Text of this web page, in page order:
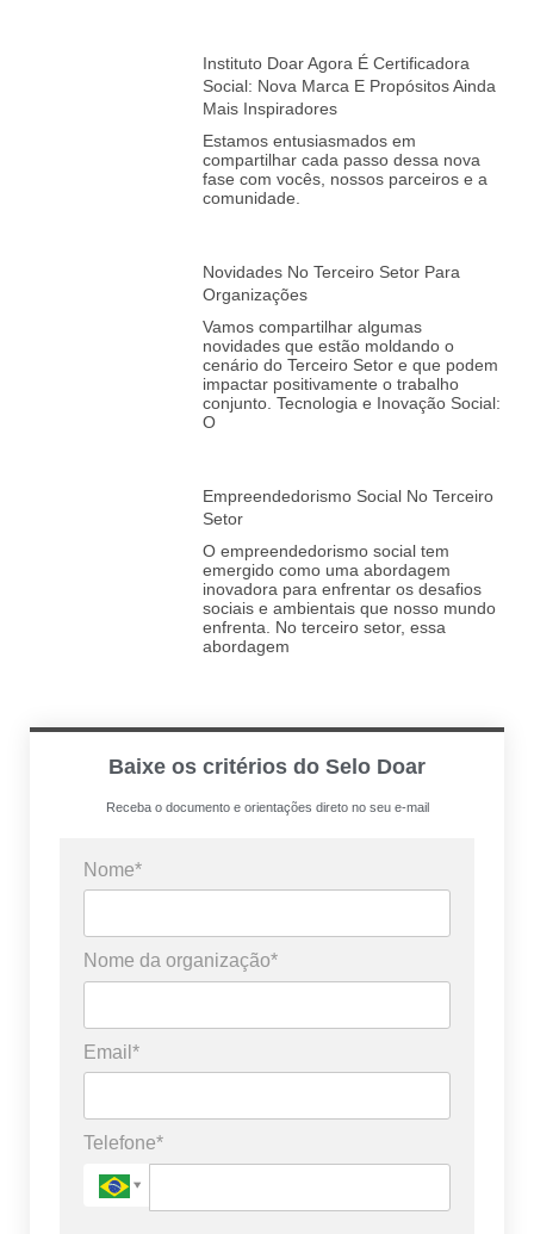
Instituto Doar Agora É Certificadora
Social: Nova Marca E Propósitos Ainda
Mais Inspiradores
Estamos entusiasmados em
compartilhar cada passo dessa nova
fase com vocês, nossos parceiros e a
comunidade.
Novidades No Terceiro Setor Para
Organizações
Vamos compartilhar algumas
novidades que estão moldando o
cenário do Terceiro Setor e que podem
impactar positivamente o trabalho
conjunto. Tecnologia e Inovação Social:
O
Empreendedorismo Social No Terceiro
Setor
O empreendedorismo social tem
emergido como uma abordagem
inovadora para enfrentar os desafios
sociais e ambientais que nosso mundo
enfrenta. No terceiro setor, essa
abordagem
Baixe os critérios do Selo Doar
Receba o documento e orientações direto no seu e-mail
Nome*
Nome da organização*
Email*
Telefone*